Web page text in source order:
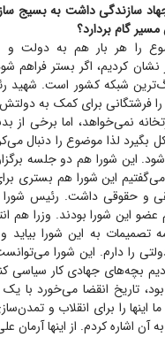
جهاد سازندگی داشت به بسیج
گام بردارد؟
را هر بار هم به دولت
کردیم، اگر بستر فراهم
شبکه کشور است. شهید
فرشتگانی برای کمک به
نمی‌خواهد، اما برخی
لذا موضوع را دنبال
این شورا هم دو جلسه
می‌گفتیم این شورا هم بستری
و حقوقی داشت. رئیس
عضو این شورا بودند. وزرا هم
تصمیمات به این شورا
را دارم. این شورا
بچه‌های جهادی کار سیاسی
تاریخ انقضا می‌خورد با
را برای انقلاب و
اشاره کردم. از اینها آرمان